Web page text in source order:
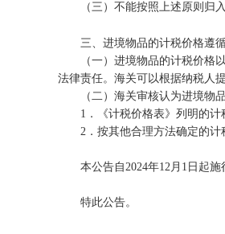
（三）不能按照上述原则归入
三、进境物品的计税价格遵
（一）进境物品的计税价格以
法律责任。海关可以根据纳税人
（二）海关审核认为进境物品
1．《计税价格表》列明的计税
2．按其他合理方法确定的计
本公告自2024年12月1日起施行
特此公告。